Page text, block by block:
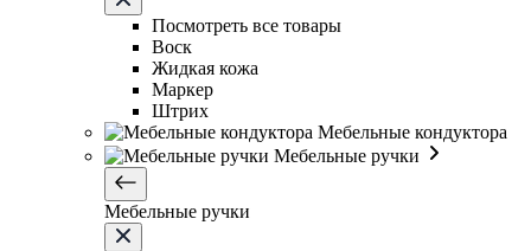
Посмотреть все товары
Воск
Жидкая кожа
Маркер
Штрих
Мебельные кондуктора
Мебельные ручки
Мебельные ручки